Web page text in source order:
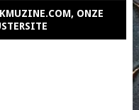
ONZE